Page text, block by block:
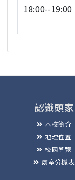
18:00--19:00
認識頭家
本校簡介
地理位置
校園導覽
處室分機表